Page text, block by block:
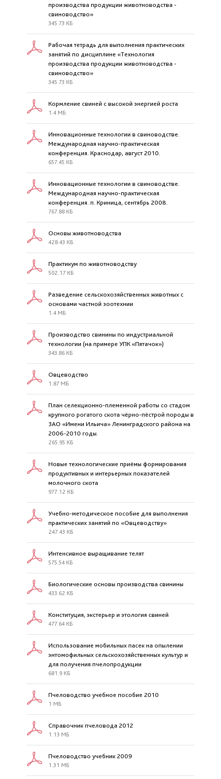
производства продукции животноводства -
свиноводство»
345.73 КБ
Рабочая тетрадь для выполнения практических
занятий по дисциплине «Технология
производства продукции животноводства -
свиноводство»
345.73 КБ
Кормление свиней с высокой энергией роста
1.4 МБ
Инновационные технологии в свиноводстве.
Международная научно-практическая
конференция. Краснодар, август 2010.
657.45 КБ
Инновационные технологии в свиноводстве.
Международная научно-практическая
конференция. п. Криница, сентябрь 2008.
767.88 КБ
Основы животноводства
428.43 КБ
Практикум по животноводству
502.17 КБ
Разведение сельскохозяйственных животных с
основами частной зоотехнии
1.4 МБ
Производство свинины по индустриальной
технологии (на примере УПК «Пятачок»)
343.86 КБ
Овцеводство
1.87 МБ
План селекционно-племенной работы со стадом
крупного рогатого скота чёрно-пёстрой породы в
ЗАО «Имени Ильича» Ленинградского района на
2006-2010 годы.
265.95 КБ
Новые технологические приёмы формирования
продуктивных и интерьерных показателей
молочного скота
977.12 КБ
Учебно-методическое пособие для выполнения
практических занятий по «Овцеводству»
247.43 КБ
Интенсивное выращивание телят
575.54 КБ
Биологические основы производства свинины
433.62 КБ
Конституция, экстерьер и этология свиней
477.64 КБ
Использование мобильных пасек на опылении
энтомофильных сельскохозяйственных культур и
для получения пчелопродукции
681.9 КБ
Пчеловодство учебное пособие 2010
1 МБ
Справочник пчеловода 2012
1.13 МБ
Пчеловодство учебник 2009
1.31 МБ